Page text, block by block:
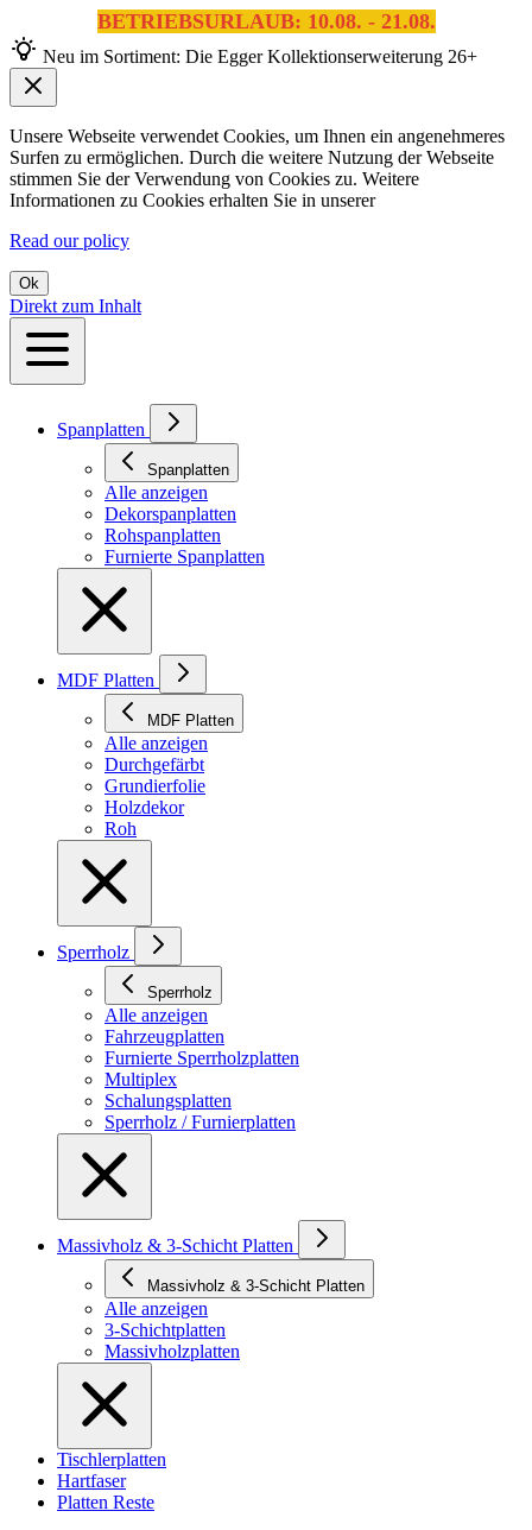
BETRIEBSURLAUB: 10.08. - 21.08.
Neu im Sortiment: Die Egger Kollektionserweiterung 26+
Unsere Webseite verwendet Cookies, um Ihnen ein angenehmeres
Surfen zu ermöglichen. Durch die weitere Nutzung der Webseite
stimmen Sie der Verwendung von Cookies zu. Weitere
Informationen zu Cookies erhalten Sie in unserer
Read our policy
Ok
Direkt zum Inhalt
Spanplatten
Spanplatten
Alle anzeigen
Dekorspanplatten
Rohspanplatten
Furnierte Spanplatten
MDF Platten
MDF Platten
Alle anzeigen
Durchgefärbt
Grundierfolie
Holzdekor
Roh
Sperrholz
Sperrholz
Alle anzeigen
Fahrzeugplatten
Furnierte Sperrholzplatten
Multiplex
Schalungsplatten
Sperrholz / Furnierplatten
Massivholz & 3-Schicht Platten
Massivholz & 3-Schicht Platten
Alle anzeigen
3-Schichtplatten
Massivholzplatten
Tischlerplatten
Hartfaser
Platten Reste